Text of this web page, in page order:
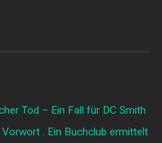
Tod – Ein Fall für DC Smith
. Ein Buchclub ermittelt